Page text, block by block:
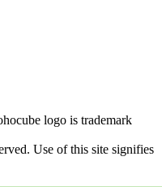
logo is trademark
Use of this site signifies